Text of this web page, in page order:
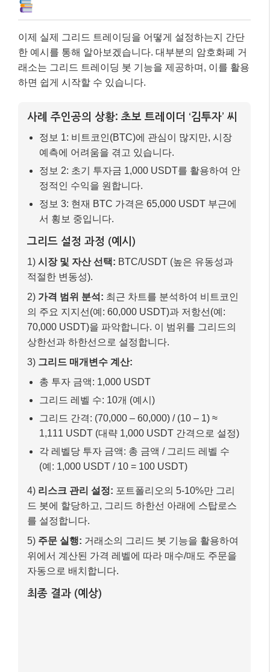
이제 실제 그리드 트레이딩을 어떻게 설정하는지 간단
한 예시를 통해 알아보겠습니다. 대부분의 암호화폐 거
래소는 그리드 트레이딩 봇 기능을 제공하며, 이를 활용
하면 쉽게 시작할 수 있습니다.
사례 주인공의 상황: 초보 트레이더 ‘김투자’ 씨
정보 1: 비트코인(BTC)에 관심이 많지만, 시장
예측에 어려움을 겪고 있습니다.
정보 2: 초기 투자금 1,000 USDT를 활용하여 안
정적인 수익을 원합니다.
정보 3: 현재 BTC 가격은 65,000 USDT 부근에
서 횡보 중입니다.
그리드 설정 과정 (예시)
1) 시장 및 자산 선택: BTC/USDT (높은 유동성과
적절한 변동성).
2) 가격 범위 분석: 최근 차트를 분석하여 비트코인
의 주요 지지선(예: 60,000 USDT)과 저항선(예:
70,000 USDT)을 파악합니다. 이 범위를 그리드의
상한선과 하한선으로 설정합니다.
3) 그리드 매개변수 계산:
총 투자 금액: 1,000 USDT
그리드 레벨 수: 10개 (예시)
그리드 간격: (70,000 – 60,000) / (10 – 1) ≈
1,111 USDT (대략 1,000 USDT 간격으로 설정)
각 레벨당 투자 금액: 총 금액 / 그리드 레벨 수
(예: 1,000 USDT / 10 = 100 USDT)
4) 리스크 관리 설정: 포트폴리오의 5-10%만 그리
드 봇에 할당하고, 그리드 하한선 아래에 스탑로스
를 설정합니다.
5) 주문 실행: 거래소의 그리드 봇 기능을 활용하여
위에서 계산된 가격 레벨에 따라 매수/매도 주문을
자동으로 배치합니다.
최종 결과 (예상)